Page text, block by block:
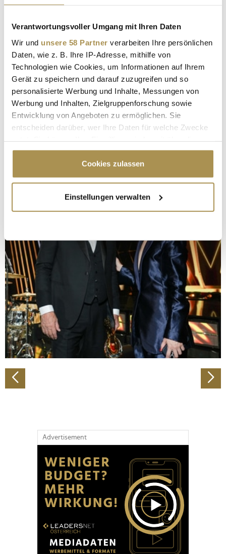
Verantwortungsvoller Umgang mit Ihren Daten
Wir und unsere 58 Partner verarbeiten Ihre persönlichen
Daten, wie z. B. Ihre IP-Adresse, mithilfe von
Technologien wie Cookies, um Informationen auf Ihrem
Gerät zu speichern und darauf zuzugreifen und so
personalisierte Werbung und Inhalte, Messungen von
Werbung und Inhalten, Zielgruppenforschung sowie
Entwicklung von Angeboten zu ermöglichen. Sie
entscheiden darüber, wer Ihre Daten für welche Zwecke
Cookie-Erklärung oder durch Klicken auf das Privacy
Trigger Symbol ändern oder widerrufen
Informationen über Ihre geografische Lage
erfassen, welche bis auf einige Meter genau sein
bestimmten Merkmalen (Fingerprinting) identifizieren
Erfahren Sie mehr darüber, wie Ihre persönlichen Daten
verarbeitet werden, und legen Sie Ihre Präferenzen im
Abschnitt Einzelheiten
Wir verwenden Cookies, um Inhalte und Anzeigen zu
personalisieren, Funktionen für soziale Medien anbieten
zu können und die Zugriffe auf unsere Website zu
analysieren. Außerdem geben wir Informationen zu Ihrer
Verwendung unserer Website an unsere Partner für
soziale Medien, Werbung und Analysen weiter. Unsere
Partner führen diese Informationen möglicherweise mit
Cookies zulassen
Einstellungen verwalten
Advertisement